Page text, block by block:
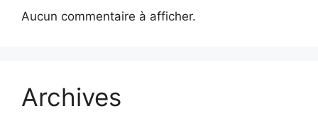
Aucun commentaire à afficher.
Archives